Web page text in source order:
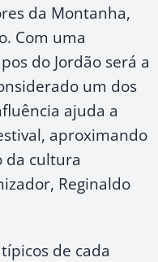
da Montanha,
Com uma
do Jordão será a
um dos
ajuda a
aproximando
da cultura
Reginaldo
de cada